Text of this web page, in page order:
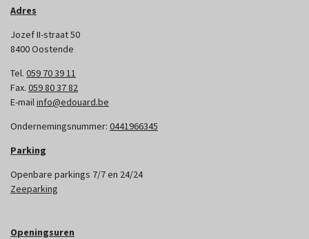
Adres
Jozef II-straat 50
8400 Oostende
Tel. 059 70 39 11
Fax. 059 80 37 82
E-mailinfo@edouard.be
Ondernemingsnummer: 0441966345
Parking
Openbare parkings 7/7 en 24/24
Zeeparking
Openingsuren